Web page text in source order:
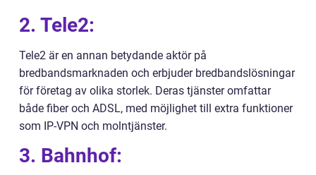
2. Tele2:
Tele2 är en annan betydande aktör på
bredbandsmarknaden och erbjuder bredbandslösningar
för företag av olika storlek. Deras tjänster omfattar
både fiber och ADSL, med möjlighet till extra funktioner
som IP-VPN och molntjänster.
3. Bahnhof: